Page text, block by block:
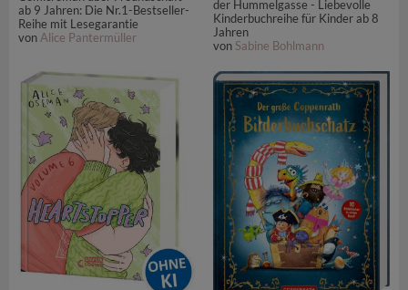
ab 9 Jahren: Die Nr.1-Bestseller-
Reihe mit Lesegarantie
von Alice Pantermüller
der Hummelgasse - Liebevolle
Kinderbuchreihe für Kinder ab 8
Jahren
von Sabine Bohlmann